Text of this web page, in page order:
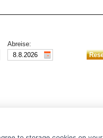
Abreise: